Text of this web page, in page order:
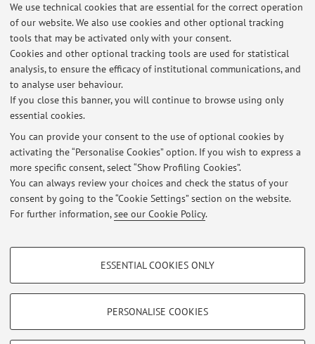
We use technical cookies that are essential for the correct operation
of our website. We also use cookies and other optional tracking
tools that may be activated only with your consent.
Cookies and other optional tracking tools are used for statistical
analysis, to ensure the efficacy of institutional communications, and
to analyse user behaviour.
If you close this banner, you will continue to browse using only
essential cookies.
You can provide your consent to the use of optional cookies by
activating the “Personalise Cookies” option. If you wish to express a
more specific consent, select “Show Profiling Cookies”.
You can always review your choices and check the status of your
consent by going to the “Cookie Settings” section on the website.
For further information,see our Cookie Policy.
PROFILING COOKIES - OPTIONAL
Show profiling cookies
ESSENTIAL COOKIES ONLY
PERSONALISE COOKIES
Latest news
Esiti dell'esame scritto di Progettazione e valutazione degli
interventi educativi_Rimini_16 luglio 2026
Published on: July 21 2026
Esiti esame scritto di Teorie e metodi di progettazione e valutazione
dei processi formativi del 16 luglio 2026
Published on: July 21 2026
Esiti dell'esame scritto di Progettazione e valutazione degli
interventi educativi_Rimini_18 giugno 2026
Published on: June 23 2026
Restricted area
Loginto manage all website contents.